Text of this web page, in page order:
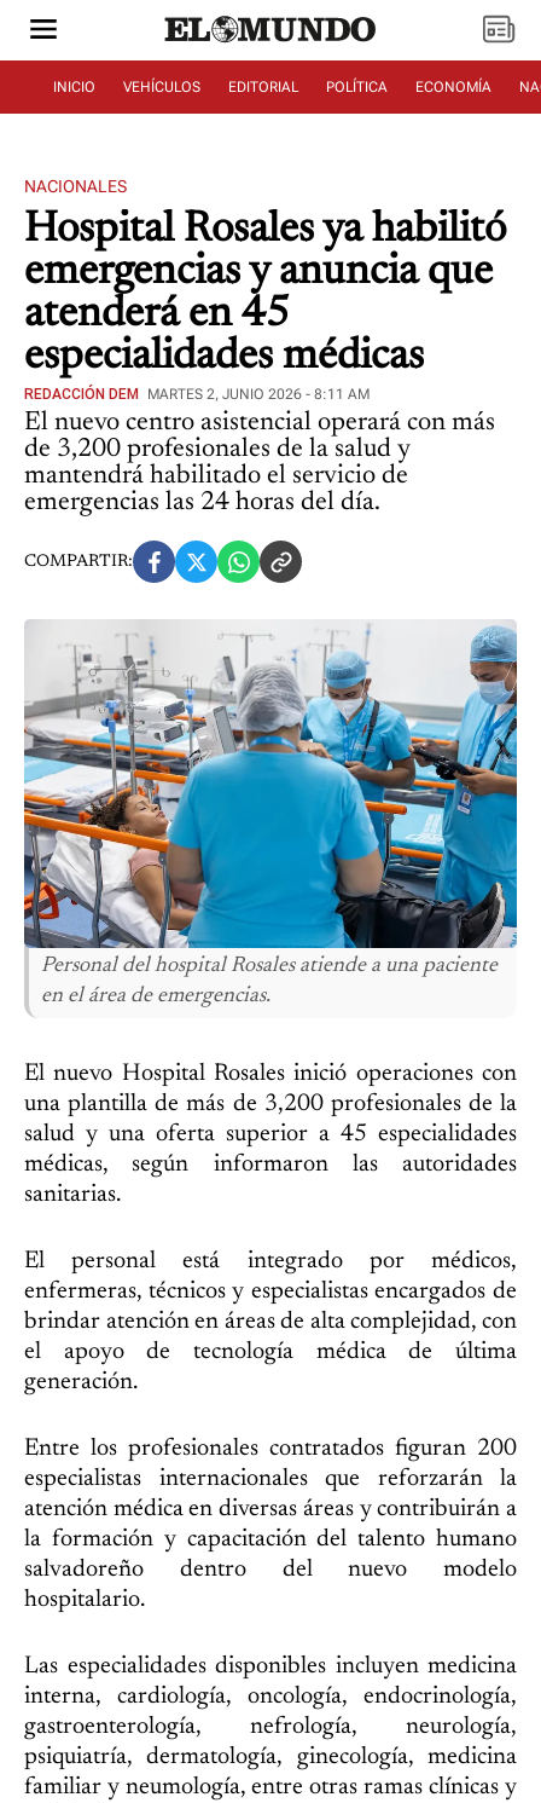
INICIO VEHÍCULOS EDITORIAL POLÍTICA ECONOMÍA
NACIONALES
Hospital Rosales ya habilitó
emergencias y anuncia que
atenderá en 45
especialidades médicas
REDACCIÓN DEM MARTES 2, JUNIO 2026 - 8:11 AM
El nuevo centro asistencial operará con más
de 3,200 profesionales de la salud y
mantendrá habilitado el servicio de
emergencias las 24 horas del día.
COMPARTIR:
Personal del hospital Rosales atiende a una paciente
en el área de emergencias.
El nuevo Hospital Rosales inició operaciones con
una plantilla de más de 3,200 profesionales de la
salud y una oferta superior a 45 especialidades
médicas, según informaron las autoridades
sanitarias.
El personal está integrado por médicos,
enfermeras, técnicos y especialistas encargados de
brindar atención en áreas de alta complejidad, con
el apoyo de tecnología médica de última
generación.
Entre los profesionales contratados figuran 200
especialistas internacionales que reforzarán la
atención médica en diversas áreas y contribuirán a
la formación y capacitación del talento humano
salvadoreño dentro del nuevo modelo
hospitalario.
Las especialidades disponibles incluyen medicina
interna, cardiología, oncología, endocrinología,
gastroenterología, nefrología, neurología,
psiquiatría, dermatología, ginecología, medicina
familiar y neumología, entre otras ramas clínicas y